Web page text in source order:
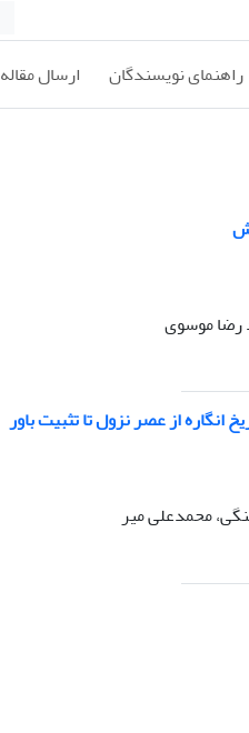
راهنمای نویسندگان ارسال مقاله
رضا موسوی
انگاره از عصر نزول تا تثبیت باور
محمدعلی میر